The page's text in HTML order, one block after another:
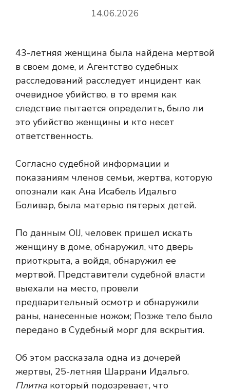
14.06.2026
43-летняя женщина была найдена мертвой
в своем доме, и Агентство судебных
расследований расследует инцидент как
очевидное убийство, в то время как
следствие пытается определить, было ли
это убийство женщины и кто несет
ответственность.
Согласно судебной информации и
показаниям членов семьи, жертва, которую
опознали как Ана Исабель Идальго
Боливар, была матерью пятерых детей.
По данным OIJ, человек пришел искать
женщину в доме, обнаружил, что дверь
приоткрыта, а войдя, обнаружил ее
мертвой. Представители судебной власти
выехали на место, провели
предварительный осмотр и обнаружили
раны, нанесенные ножом; Позже тело было
передано в Судебный морг для вскрытия.
Об этом рассказала одна из дочерей
жертвы, 25-летняя Шаррани Идальго.
Плитка который подозревает, что